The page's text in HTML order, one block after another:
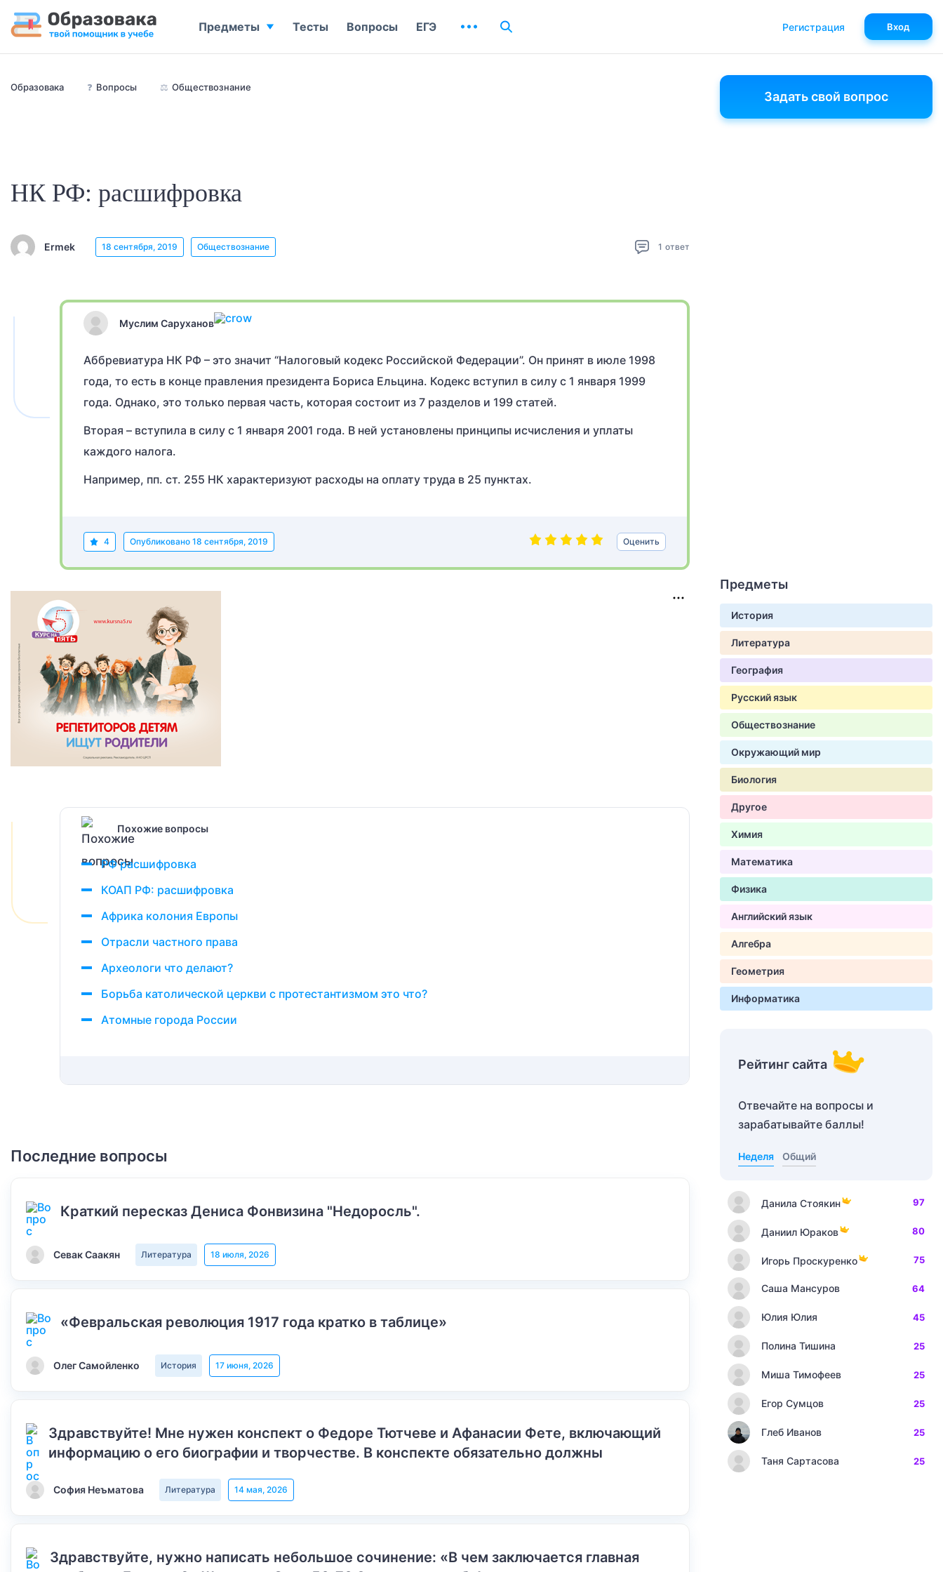
Образовака ❓ Вопросы ⚖️ Обществознание
НК РФ: расшифровка
Ermek 18 сентября, 2019 Обществознание 1 ответ
Муслим Саруханов
Аббревиатура НК РФ – это значит “Налоговый кодекс Российской Федерации”. Он принят в июле 1998
года, то есть в конце правления президента Бориса Ельцина. Кодекс вступил в силу с 1 января 1999
года. Однако, это только первая часть, которая состоит из 7 разделов и 199 статей.
Вторая – вступила в силу с 1 января 2001 года. В ней установлены принципы исчисления и уплаты
каждого налога.
Например, пп. ст. 255 НК характеризуют расходы на оплату труда в 25 пунктах.
4 Опубликовано 18 сентября, 2019 Оценить
Похожие вопросы
РФ расшифровка
КОАП РФ: расшифровка
Африка колония Европы
Отрасли частного права
Археологи что делают?
Борьба католической церкви с протестантизмом это что?
Атомные города России
Последние вопросы
Краткий пересказ Дениса Фонвизина "Недоросль".
Севак Саакян Литература 18 июля, 2026
«Февральская революция 1917 года кратко в таблице»
Олег Самойленко История 17 июня, 2026
Здравствуйте! Мне нужен конспект о Федоре Тютчеве и Афанасии Фете, включающий
информацию о его биографии и творчестве. В конспекте обязательно должны
София Неъматова Литература 14 мая, 2026
Здравствуйте, нужно написать небольшое сочинение: «В чем заключается главная
Задать свой вопрос
Предметы
История
Литература
География
Русский язык
Обществознание
Окружающий мир
Биология
Другое
Химия
Математика
Физика
Английский язык
Алгебра
Геометрия
Информатика
Рейтинг сайта
Отвечайте на вопросы и
зарабатывайте баллы!
Неделя Общий
Данила Стоякин 97
Даниил Юраков 80
Игорь Проскуренко 75
Саша Мансуров 64
Юлия Юлия 45
Полина Тишина 25
Миша Тимофеев 25
Егор Сумцов 25
Глеб Иванов 25
Таня Сартасова 25
Предметы Тесты Вопросы ЕГЭ Регистрация Вход